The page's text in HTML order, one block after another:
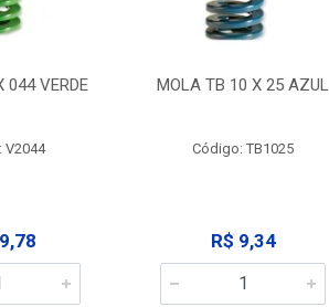
044 VERDE
V2044
MOLA TB 10 X 25 AZUL
Código: TB1025
R$ 9,34